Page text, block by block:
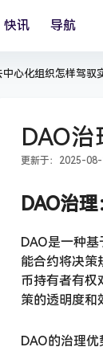
快讯 导航
心化组织怎样驾驭
DAO
更新于：2025-
DAO治
DAO是一种
能合约将决策
币持有者有权
策的透明度和
DAO的治理